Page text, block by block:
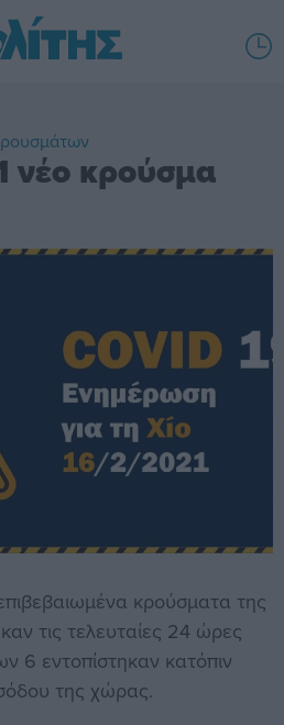
νέο κρούσμα
κρούσματα της
τις τελευταίες 24 ώρες
6 εντοπίστηκαν κατόπιν
της χώρας.